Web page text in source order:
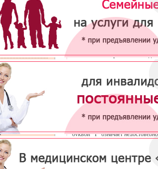
при случайных половых связях.
Набор содержит реактив с
антисептическим раствором и
после обработки кожи
капля полученной крови
туда же из флакончика
оценивается результат
Две параллельные линии
результата, одна линия
не обнаружено.
Отсутствие окрашенных линий
буквой "Т" означает
Достоверность результатов
современных методов лечения